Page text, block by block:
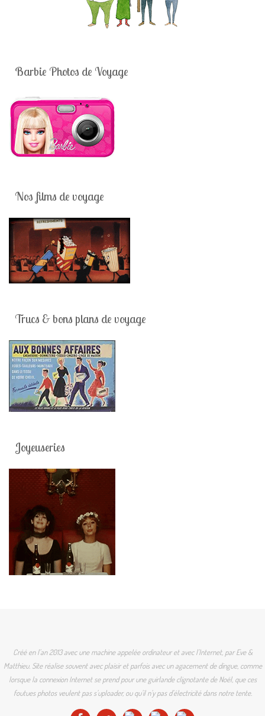
Barbie Photos de Voyage
Nos films de voyage
Trucs & bons plans de voyage
Joyeuseries
Créé en l'an 2013 avec une machine appelée ordinateur et avec l'Internet, par Eve &
Matthieu. Site réalise souvent avec plaisir et parfois avec un agacement de dingue, comme
lorsque la connexion Internet se prend pour une guirlande clignotante de Noël, que ces
foutues photos veulent pas s'uploader, ou qu'il n'y pas d'électricité dans notre tente.